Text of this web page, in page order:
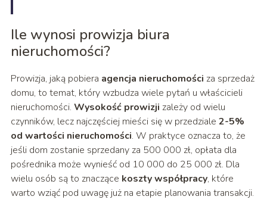
Ile wynosi prowizja biura
nieruchomości?
Prowizja, jaką pobiera agencja nieruchomości za sprzedaż
domu, to temat, który wzbudza wiele pytań u właścicieli
nieruchomości. Wysokość prowizji zależy od wielu
czynników, lecz najczęściej mieści się w przedziale 2-5%
od wartości nieruchomości. W praktyce oznacza to, że
jeśli dom zostanie sprzedany za 500 000 zł, opłata dla
pośrednika może wynieść od 10 000 do 25 000 zł. Dla
wielu osób są to znaczące koszty współpracy, które
warto wziąć pod uwagę już na etapie planowania transakcji.